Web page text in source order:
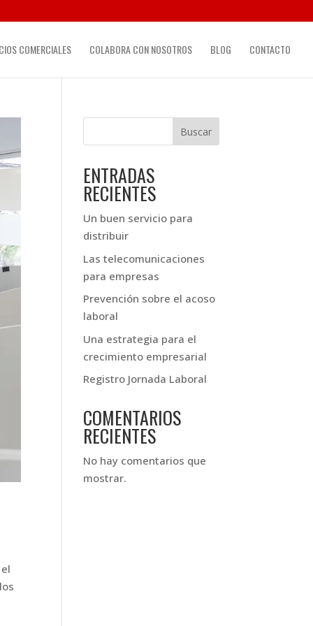
COMERCIALES COLABORA CON NOSOTROS BLOG CONTACTO
Buscar
ENTRADAS
RECIENTES
Un buen servicio para
distribuir
Las telecomunicaciones
para empresas
Prevención sobre el acoso
laboral
Una estrategia para el
crecimiento empresarial
Registro Jornada Laboral
COMENTARIOS
RECIENTES
No hay comentarios que
mostrar.